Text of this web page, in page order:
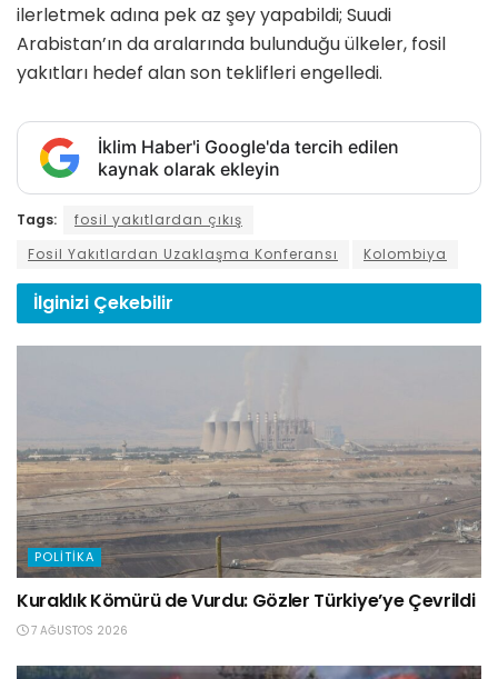
ilerletmek adına pek az şey yapabildi; Suudi
Arabistan’ın da aralarında bulunduğu ülkeler, fosil
yakıtları hedef alan son teklifleri engelledi.
İklim Haber'i Google'da tercih edilen
kaynak olarak ekleyin
Tags:
fosil yakıtlardan çıkış
Fosil Yakıtlardan Uzaklaşma Konferansı
Kolombiya
İlginizi Çekebilir
POLITIKA
Kuraklık Kömürü de Vurdu: Gözler Türkiye’ye Çevrildi
7 AĞUSTOS 2026